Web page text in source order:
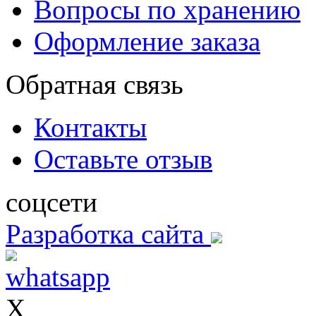
Вопросы по хранению
Оформление заказа
Обратная связь
Контакты
Оставьте отзыв
соцсети
Разработка сайта
X